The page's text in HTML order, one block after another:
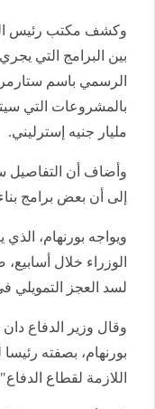
وكشف مكتب رئيس
بين البرامج التي
الرسمي باسم
مليار جنيه إسترليني.
وأضاف أن التفاصيل
إلى أن بعض برامج
ويواجه بورنهام،
الوزراء خلال
لسد العجز التمويلي
وقال وزير الدفاع
بورنهام، بصفته
اللازمة لقطاع